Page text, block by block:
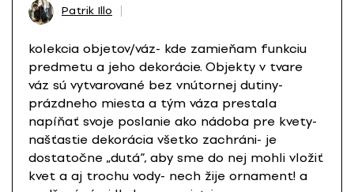
Patrik Illo
kolekcia objetov/váz- kde zamieňam funkciu
predmetu a jeho dekorácie. Objekty v tvare
váz sú vytvarované bez vnútornej dutiny-
prázdneho miesta a tým váza prestala
napíňať svoje poslanie ako nádoba pre kvety-
našťastie dekorácia všetko zachráni- je
dostatočne „dutá“, aby sme do nej mohli vložiť
kvet a aj trochu vody- nech žije ornament! a